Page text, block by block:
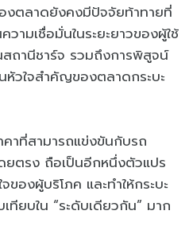
งตลาดยังคงมีปัจจัยท้าทายที่
วามเชื่อมั่นในระยะยาวของผู้ใช้
ถานีชาร์จ รวมถึงการพิสูจน์
หัวใจสำคัญของตลาดกระบะ
คาที่สามารถแข่งขันกับรถ
ยตรง ถือเป็นอีกหนึ่งตัวแปร
องผู้บริโภค และทำให้กระบะ
ทียบใน “ระดับเดียวกัน” มาก